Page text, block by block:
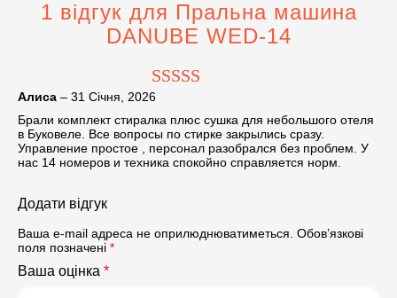
1 відгук для Пральна машина
DANUBE WED-14
Оцінено в
з 5
Алиса – 31 Січня, 2026
Брали комплект стиралка плюс сушка для небольшого отеля
в Буковеле. Все вопросы по стирке закрылись сразу.
Управление простое , персонал разобрался без проблем. У
нас 14 номеров и техника спокойно справляется норм.
Додати відгук
Ваша e-mail адреса не оприлюднюватиметься. Обов’язкові
поля позначені *
Ваша оцінка *